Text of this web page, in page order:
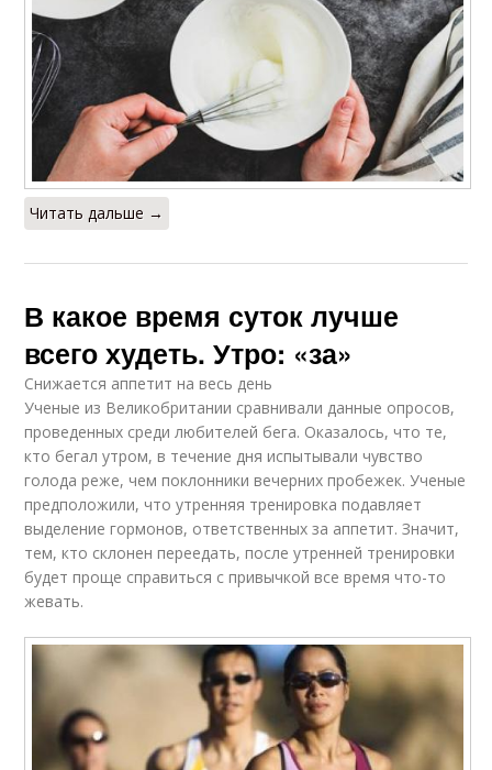
Читать дальше →
В какое время суток лучше
всего худеть. Утро: «за»
Снижается аппетит на весь день
Ученые из Великобритании сравнивали данные опросов,
проведенных среди любителей бега. Оказалось, что те,
кто бегал утром, в течение дня испытывали чувство
голода реже, чем поклонники вечерних пробежек. Ученые
предположили, что утренняя тренировка подавляет
выделение гормонов, ответственных за аппетит. Значит,
тем, кто склонен переедать, после утренней тренировки
будет проще справиться с привычкой все время что-то
жевать.